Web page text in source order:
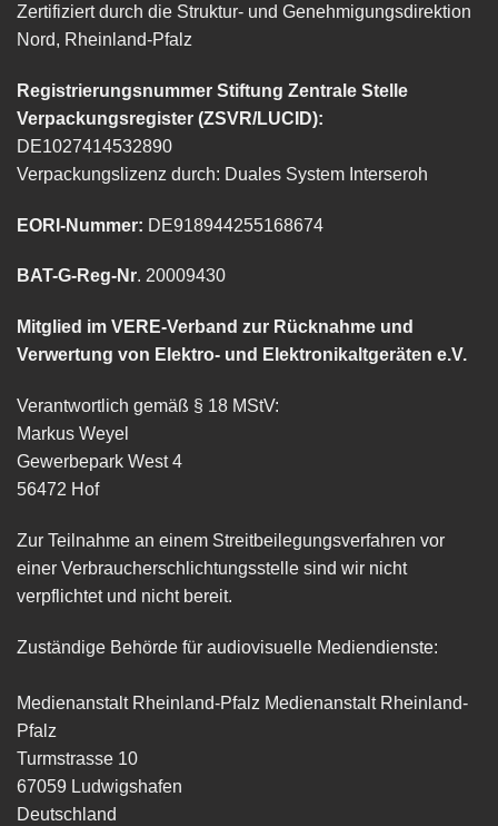
Zertifiziert durch die Struktur- und Genehmigungsdirektion
Nord, Rheinland-Pfalz
Registrierungsnummer Stiftung Zentrale Stelle
Verpackungsregister (ZSVR/LUCID):
DE1027414532890
Verpackungslizenz durch: Duales System Interseroh
EORI-Nummer: DE918944255168674
BAT-G-Reg-Nr. 20009430
Mitglied im VERE-Verband zur Rücknahme und
Verwertung von Elektro- und Elektronikaltgeräten e.V.
Verantwortlich gemäß § 18 MStV:
Markus Weyel
Gewerbepark West 4
56472 Hof
Zur Teilnahme an einem Streitbeilegungsverfahren vor
einer Verbraucherschlichtungsstelle sind wir nicht
verpflichtet und nicht bereit.
Zuständige Behörde für audiovisuelle Mediendienste:
Medienanstalt Rheinland-Pfalz Medienanstalt Rheinland-
Pfalz
Turmstrasse 10
67059 Ludwigshafen
Deutschland